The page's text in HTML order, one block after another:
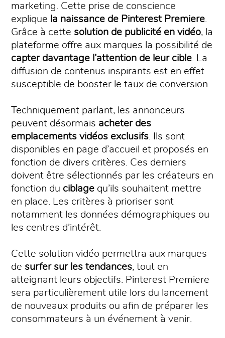
marketing. Cette prise de conscience
explique la naissance de Pinterest Premiere
Grâce à cette solution de publicité en vidéo, la
plateforme offre aux marques la possibilité de
capter davantage l’attention de leur cible . La
diffusion de contenus inspirants est en effet
susceptible de booster le taux de conversion.
Techniquement parlant, les annonceurs
peuvent désormais acheter des
emplacements vidéos exclusifs . Ils sont
disponibles en page d’accueil et proposés en
fonction de divers critères. Ces derniers
doivent être sélectionnés par les créateurs en
fonction du ciblage qu’ils souhaitent mettre
en place. Les critères à prioriser sont
notamment les données démographiques ou
les centres d’intérêt.
Cette solution vidéo permettra aux marques
de surfer sur les tendances, tout en
atteignant leurs objectifs. Pinterest Premiere
sera particulièrement utile lors du lancement
de nouveaux produits ou afin de préparer les
consommateurs à un événement à venir.